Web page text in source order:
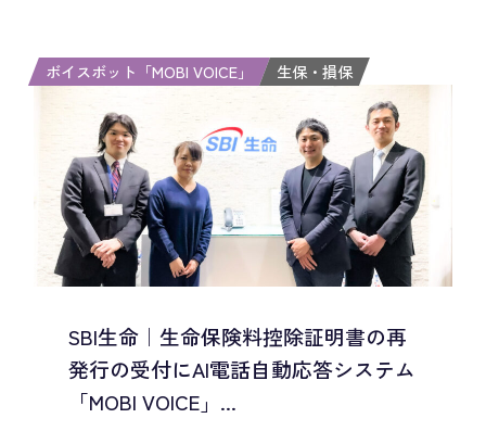
ボイスボット「MOBI VOICE」 生保・損保
SBI生命｜生命保険料控除証明書の再
発行の受付にAI電話自動応答システム
「MOBI VOICE」...